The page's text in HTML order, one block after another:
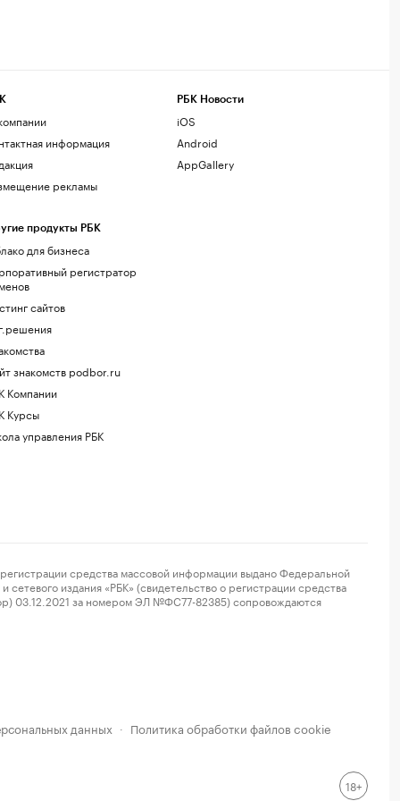
информация
рекламы
продукты РБК
для бизнеса
регистратор
сайтов
знакомств podbor.ru
Компании
Курсы
управления РБК
РБК Новости
iOS
Android
AppGallery
средства массовой информации выдано Федеральной
издания «РБК» (свидетельство о регистрации средства
03.12.2021 за номером ЭЛ №ФС77-82385) сопровождаются
данных · Политика обработки файлов cookie
18+